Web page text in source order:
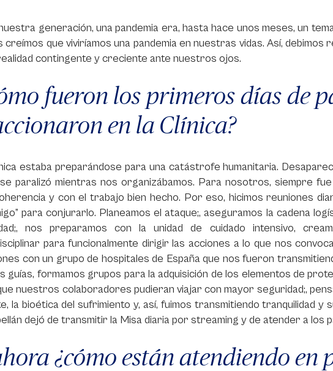
generación, una pandemia era, hasta hace unos meses, un
creímos que viviríamos una pandemia en nuestras vidas. Así,
contingente y creciente ante nuestros ojos.
fueron los primeros días de
en la Clínica?
estaba preparándose para una catástrofe humanitaria.
paralizó mientras nos organizábamos. Para nosotros, siempre
y con el trabajo bien hecho. Por eso, hicimos reuniones
para conjurarlo. Planeamos el ataque;, aseguramos la cadena
nos preparamos con la unidad de cuidado intensivo,
para funcionalmente dirigir las acciones a lo que nos
con un grupo de hospitales de España que nos fueron
guías, formamos grupos para la adquisición de los elementos de
nuestros colaboradores pudieran viajar con mayor seguridad;,
la bioética del sufrimiento y, así, fuimos transmitiendo tranquilidad y
dejó de transmitir la Misa diaria por streaming y de atender a los
¿cómo están atendiendo en